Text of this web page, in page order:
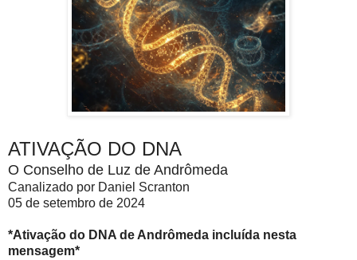
ATIVAÇÃO DO DNA
O Conselho de Luz de Andrômeda
Canalizado por Daniel Scranton
05 de setembro de 2024
*Ativação do DNA de Andrômeda incluída nesta
mensagem*